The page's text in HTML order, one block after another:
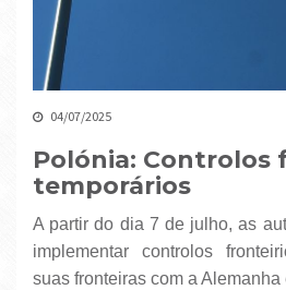
04/07/2025
Polónia: Controlos
temporários
A partir do dia 7 de julho, as autoridades polacas irão
implementar controlos
suas fronteiras com a Alemanha